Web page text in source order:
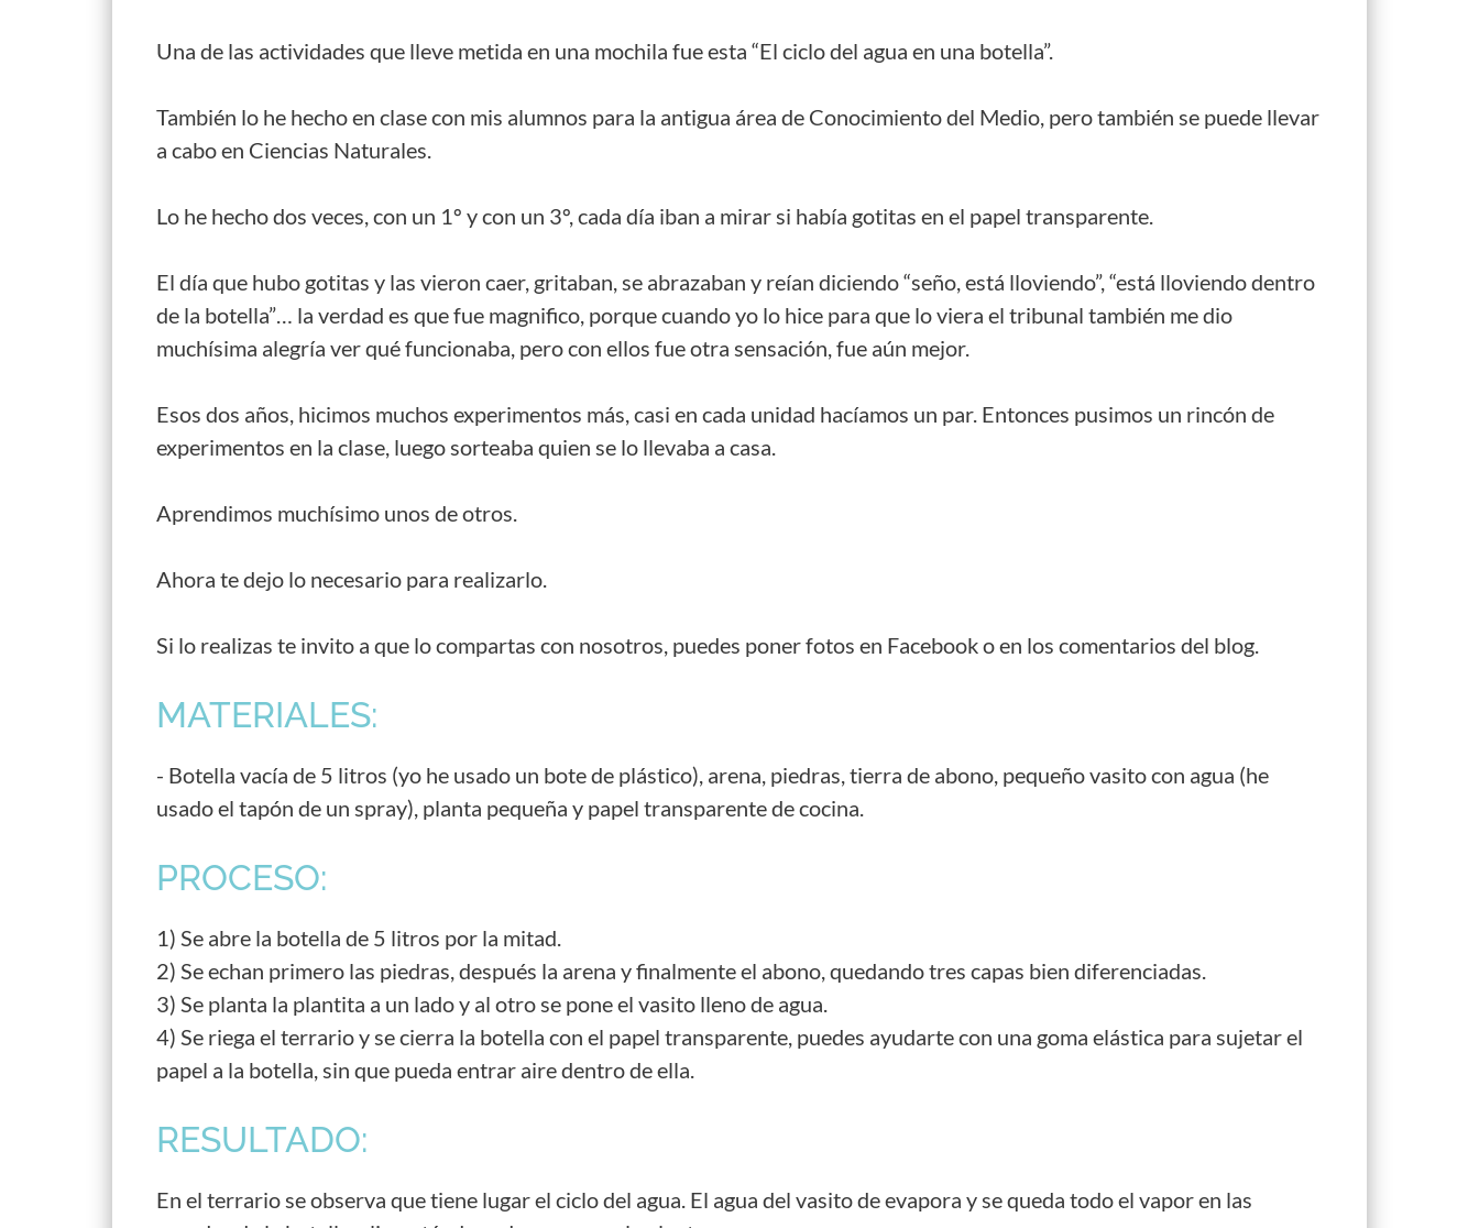
Una de las actividades que lleve metida en una mochila fue esta “El ciclo del agua en una botella”.
También lo he hecho en clase con mis alumnos para la antigua área de Conocimiento del Medio, pero también se puede llevar
a cabo en Ciencias Naturales.
Lo he hecho dos veces, con un 1º y con un 3º, cada día iban a mirar si había gotitas en el papel transparente.
El día que hubo gotitas y las vieron caer, gritaban, se abrazaban y reían diciendo “seño, está lloviendo”, “está lloviendo dentro
de la botella”… la verdad es que fue magnifico, porque cuando yo lo hice para que lo viera el tribunal también me dio
muchísima alegría ver qué funcionaba, pero con ellos fue otra sensación, fue aún mejor.
Esos dos años, hicimos muchos experimentos más, casi en cada unidad hacíamos un par. Entonces pusimos un rincón de
experimentos en la clase, luego sorteaba quien se lo llevaba a casa.
Aprendimos muchísimo unos de otros.
Ahora te dejo lo necesario para realizarlo.
Si lo realizas te invito a que lo compartas con nosotros, puedes poner fotos en Facebook o en los comentarios del blog.
MATERIALES:
- Botella vacía de 5 litros (yo he usado un bote de plástico), arena, piedras, tierra de abono, pequeño vasito con agua (he
usado el tapón de un spray), planta pequeña y papel transparente de cocina.
PROCESO:
1) Se abre la botella de 5 litros por la mitad.
2) Se echan primero las piedras, después la arena y finalmente el abono, quedando tres capas bien diferenciadas.
3) Se planta la plantita a un lado y al otro se pone el vasito lleno de agua.
4) Se riega el terrario y se cierra la botella con el papel transparente, puedes ayudarte con una goma elástica para sujetar el
papel a la botella, sin que pueda entrar aire dentro de ella.
RESULTADO:
En el terrario se observa que tiene lugar el ciclo del agua. El agua del vasito de evapora y se queda todo el vapor en las